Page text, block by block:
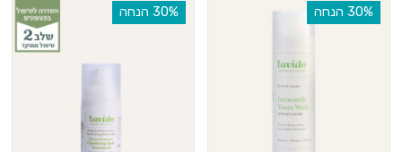
‫30% הנחה ‫30% הנחה